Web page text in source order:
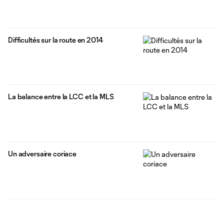
Difficultés sur la route en 2014
La balance entre la LCC et la MLS
Un adversaire coriace